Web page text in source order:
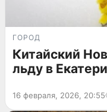
ГОРОД
Китайский
льду в
16 февраля, 2026, 20:55